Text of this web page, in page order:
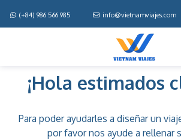
(+84) 986 566 985 info@vietnamviajes.com
¡Hola estimados
Para poder ayudarles a diseñar un
por favor nos ayude a rellenar